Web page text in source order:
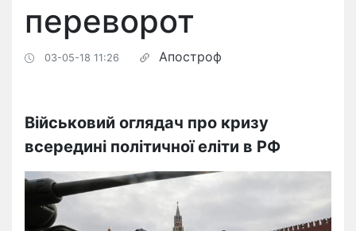
переворот
03-05-18 11:26 Апостроф
Військовий оглядач про кризу
всередині політичної еліти в РФ